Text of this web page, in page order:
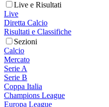
Live e Risultati
Live
Diretta Calcio
Risultati e Classifiche
Sezioni
Calcio
Mercato
Serie A
Serie B
Coppa Italia
Champions League
Europa League